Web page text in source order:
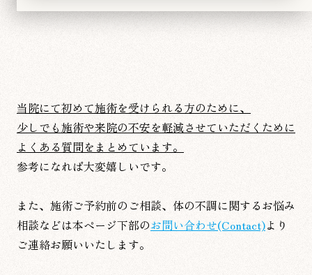
当院にて初めて施術を受けられる方のために、
少しでも施術や来院の不安を軽減させていただくために
よくある質問をまとめています。
参考になれば大変嬉しいです。
また、施術ご予約前のご相談、体の不調に関するお悩み
相談などは本ページ下部のお問い合わせ(Contact)より
ご連絡お願いいたします。